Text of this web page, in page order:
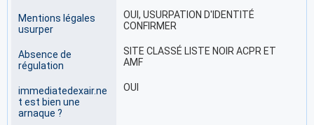
Mentions légales
usurper
OUI, USURPATION D'IDENTITÉ
CONFIRMER
Absence de
régulation
SITE CLASSÉ LISTE NOIR ACPR ET
AMF
immediatedexair.ne
t est bien une
arnaque ?
OUI